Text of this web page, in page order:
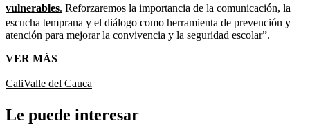
vulnerables. Reforzaremos la importancia de la comunicación, la
escucha temprana y el diálogo como herramienta de prevención y
atención para mejorar la convivencia y la seguridad escolar”.
VER MÁS
CaliValle del Cauca
Le puede interesar